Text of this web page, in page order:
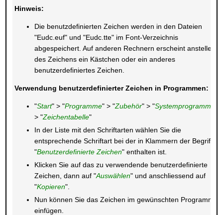
Hinweis:
Die benutzdefinierten Zeichen werden in den Dateien
"Eudc.euf" und "Eudc.tte" im Font-Verzeichnis
abgespeichert. Auf anderen Rechnern erscheint anstelle
des Zeichens ein Kästchen oder ein anderes
benutzerdefiniertes Zeichen.
Verwendung benutzerdefinierter Zeichen in Programmen:
"Start" > "Programme" > "Zubehör" > "Systemprogramme
> "Zeichentabelle"
In der Liste mit den Schriftarten wählen Sie die
entsprechende Schriftart bei der in Klammern der Begriff
"Benutzerdefinierte Zeichen" enthalten ist.
Klicken Sie auf das zu verwendende benutzerdefinierte
Zeichen, dann auf "Auswählen" und anschliessend auf
"Kopieren".
Nun können Sie das Zeichen im gewünschten Programm
einfügen.